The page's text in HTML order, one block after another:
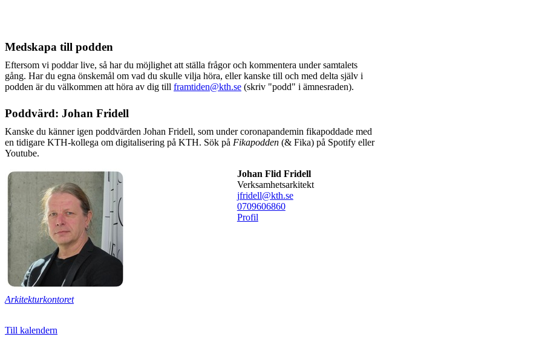
Medskapa till podden
Eftersom vi poddar live, så har du möjlighet att ställa frågor och kommentera under samtalets
gång. Har du egna önskemål om vad du skulle vilja höra, eller kanske till och med delta själv i
podden är du välkommen att höra av dig till framtiden@kth.se (skriv "podd" i ämnesraden).
Poddvärd: Johan Fridell
Kanske du känner igen poddvärden Johan Fridell, som under coronapandemin fikapoddade med
en tidigare KTH-kollega om digitalisering på KTH. Sök på Fikapodden (& Fika) på Spotify eller
Youtube.
Johan Flid Fridell
verksamhetsarkitekt
jfridell@kth.se
0709606860
Profil
Arkitekturkontoret
Till kalendern